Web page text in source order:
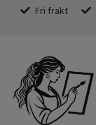
Fri frakt